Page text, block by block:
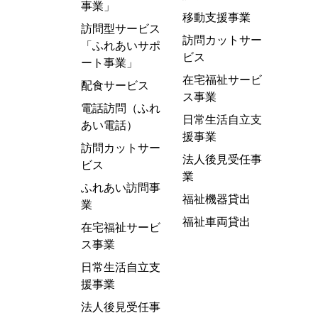
事業」
訪問型サービス
「ふれあいサポ
ート事業」
配食サービス
電話訪問（ふれ
あい電話）
訪問カットサー
ビス
ふれあい訪問事
業
在宅福祉サービ
ス事業
日常生活自立支
援事業
法人後見受任事
移動支援事業
訪問カットサー
ビス
在宅福祉サービ
ス事業
日常生活自立支
援事業
法人後見受任事
業
福祉機器貸出
福祉車両貸出